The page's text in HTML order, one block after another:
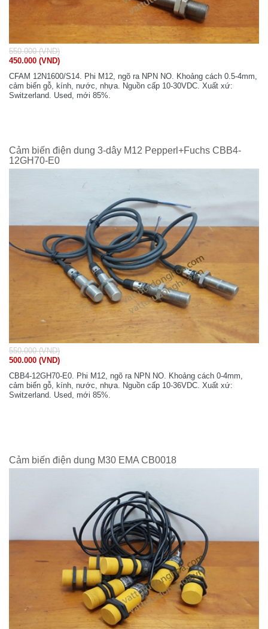
550.000 (VND)
450.000 (VND)
CFAM 12N1600/S14. Phi M12, ngõ ra NPN NO. Khoảng cách 0.5-4mm,
cảm biến gỗ, kính, nước, nhựa. Nguồn cấp 10-30VDC. Xuất xứ:
Switzerland. Used, mới 85%.
Cảm biến điện dung 3-dây M12 Pepperl+Fuchs CBB4-
12GH70-E0
550.000 (VND)
500.000 (VND)
CBB4-12GH70-E0. Phi M12, ngõ ra NPN NO. Khoảng cách 0-4mm,
cảm biến gỗ, kính, nước, nhựa. Nguồn cấp 10-36VDC. Xuất xứ:
Switzerland. Used, mới 85%.
Cảm biến điện dung M30 EMA CB0018